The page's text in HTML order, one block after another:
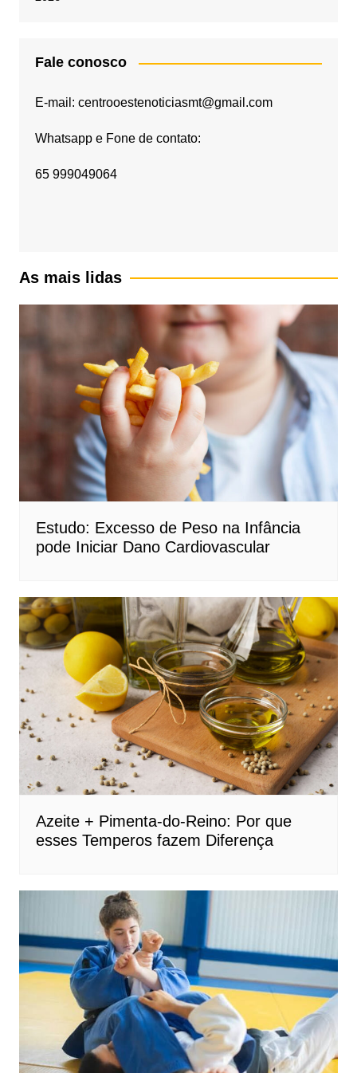
Fale conosco
E-mail: centrooestenoticiasmt@gmail.com
Whatsapp e Fone de contato:
65 999049064
As mais lidas
Estudo: Excesso de Peso na Infância
pode Iniciar Dano Cardiovascular
Azeite + Pimenta-do-Reino: Por que
esses Temperos fazem Diferença